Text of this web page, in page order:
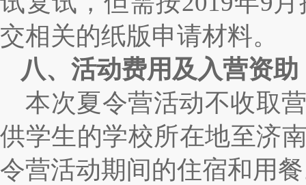
交相关的纸版申请材料。
八、活动费用及入营资助
本次夏令营活动不收取
供学生的学校所在地至济
令营活动期间的住宿和用